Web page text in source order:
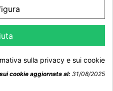
della Informativa Privacy e
sulla privacy e sui cookie
cookie aggiornata al: 31/08/2025